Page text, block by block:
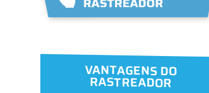
VANTAGENS DO
RASTREADOR